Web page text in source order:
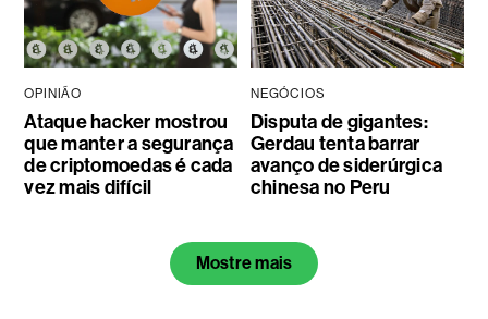
OPINIÃO
Ataque hacker mostrou
que manter a segurança
de criptomoedas é cada
vez mais difícil
NEGÓCIOS
Disputa de gigantes:
Gerdau tenta barrar
avanço de siderúrgica
chinesa no Peru
Mostre mais